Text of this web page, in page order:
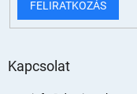
FELIRATKOZÁS
Kapcsolat